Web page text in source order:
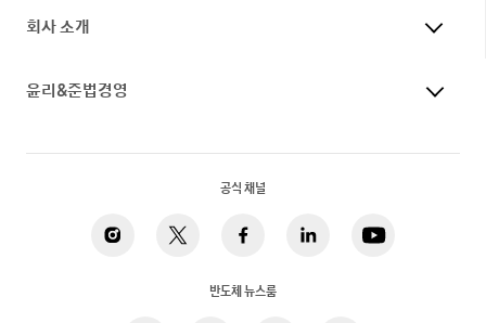
회사 소개
윤리&준법경영
공식 채널
반도체 뉴스룸